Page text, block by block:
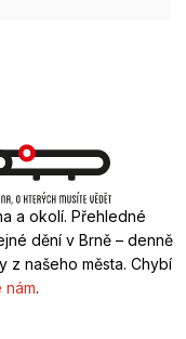
a okolí. Přehledné
dění v Brně – denně
z našeho města. Chybí
nám.